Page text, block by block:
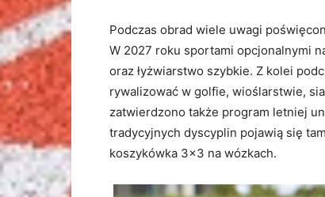
Podczas obrad wiele uwagi
W 2027 roku sportami opcjonalnymi
oraz łyżwiarstwo szybkie. Z kolei
rywalizować w golfie, wioślarstwie,
zatwierdzono także program letniej
tradycyjnych dyscyplin pojawią się
koszykówka 3×3 na wózkach.